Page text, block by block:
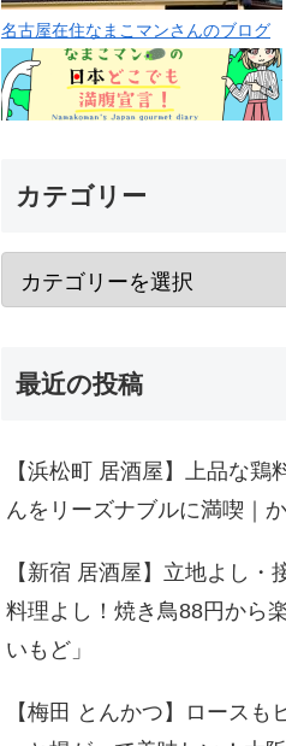
名古屋在住なまこマンさんのブログ
カテゴリー
最近の投稿
【浜松町 居酒屋】上品な鶏
んをリーズナブルに満喫｜
【新宿 居酒屋】立地よし・
料理よし！焼き鳥88円から
いもど」
【梅田 とんかつ】ロースも